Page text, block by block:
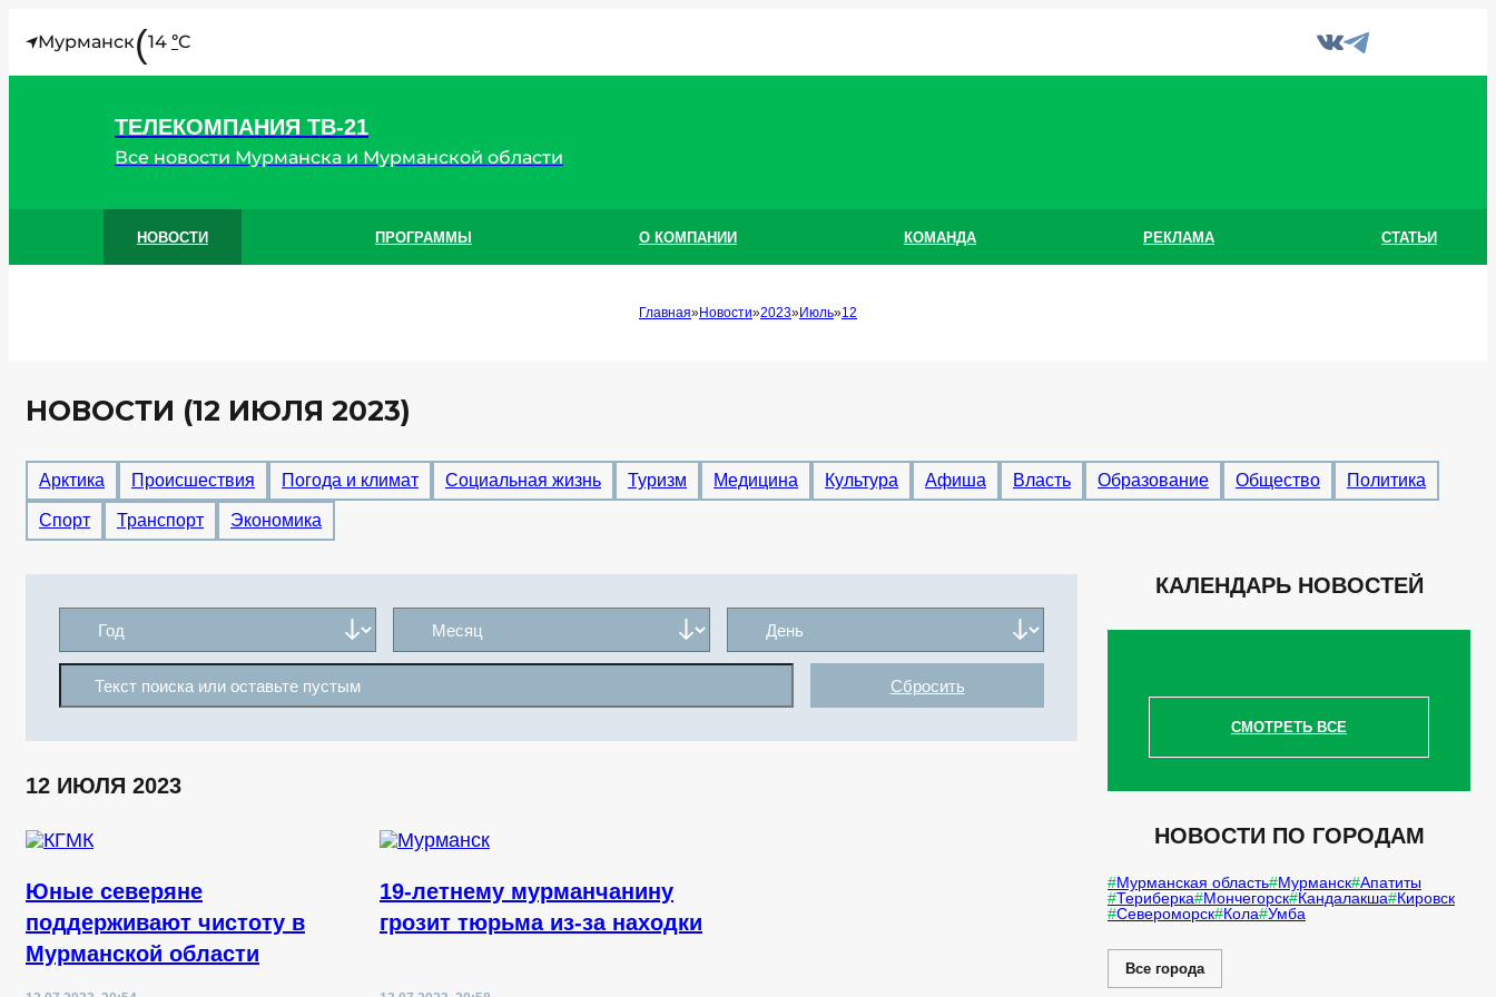
Мурманск(14 °C
ТЕЛЕКОМПАНИЯ ТВ-21
Все новости Мурманска и Мурманской области
НОВОСТИ ПРОГРАММЫ О КОМПАНИИ КОМАНДА РЕКЛАМА СТАТЬИ
Главная Новости 2023 Июль 12
НОВОСТИ (12 ИЮЛЯ 2023)
Арктика Происшествия Погода и климат Социальная жизнь Туризм Медицина Культура Афиша Власть Образование Общество Политика
Спорт Транспорт Экономика
Сбросить
12 ИЮЛЯ 2023
Юные северяне
поддерживают чистоту в
Мурманской области
19-летнему мурманчанину
грозит тюрьма из-за находки
КАЛЕНДАРЬ НОВОСТЕЙ
СМОТРЕТЬ ВСЕ
НОВОСТИ ПО ГОРОДАМ
Мурманская область Мурманск Апатиты
Териберка
Мончегорск Кандалакша
Кировск
Североморск Кола Умба
Все города